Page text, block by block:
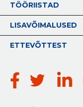
TÖÖRIISTAD
LISAVÕIMALUSED
ETTEVÕTTEST